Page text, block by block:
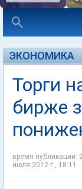
ЭКОНОМИКА
Торги
бирже
время публикации:
июля 2012 г., 18:11